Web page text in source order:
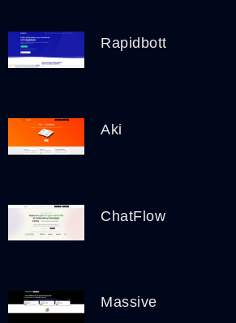
Rapidbott
Aki
ChatFlow
Massive